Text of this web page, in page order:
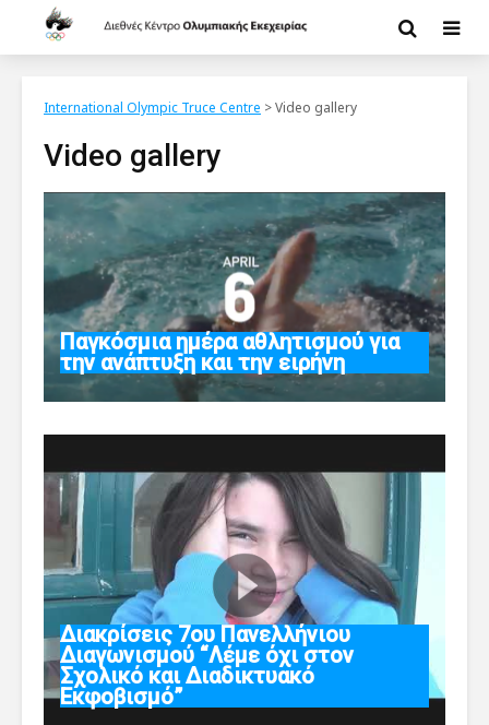
International Olympic Truce Centre >Video gallery
Video gallery
Παγκόσμια ημέρα αθλητισμού για
την ανάπτυξη και την ειρήνη
Διακρίσεις 7ου Πανελλήνιου
Διαγωνισμού “Λέμε όχι στον
Σχολικό και Διαδικτυακό
Εκφοβισμό”